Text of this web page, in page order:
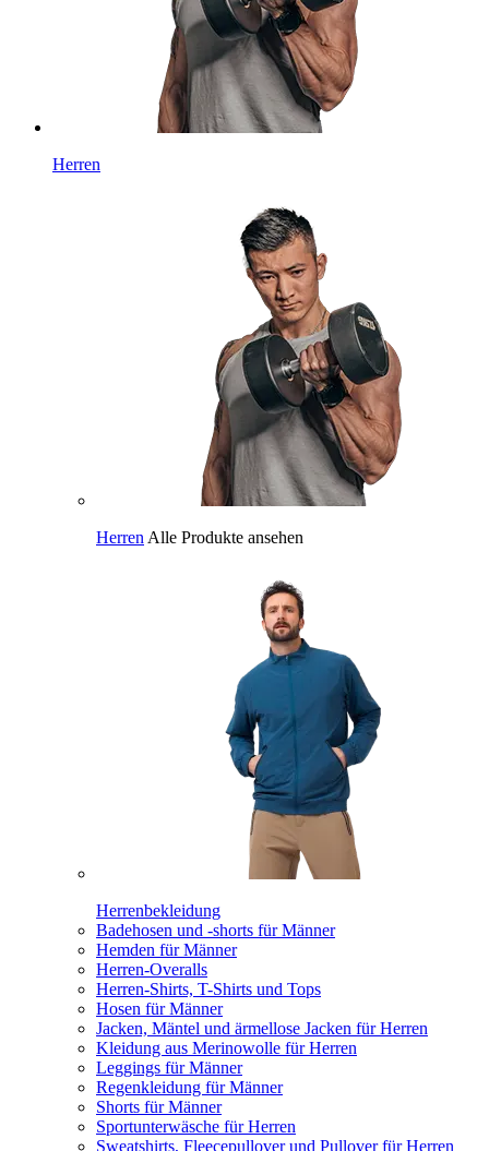
Herren
Herren Alle Produkte ansehen
Herrenbekleidung
Badehosen und -shorts für Männer
Hemden für Männer
Herren-Overalls
Herren-Shirts, T-Shirts und Tops
Hosen für Männer
Jacken, Mäntel und ärmellose Jacken für Herren
Kleidung aus Merinowolle für Herren
Leggings für Männer
Regenkleidung für Männer
Shorts für Männer
Sportunterwäsche für Herren
Sweatshirts, Fleecepullover und Pullover für Herren